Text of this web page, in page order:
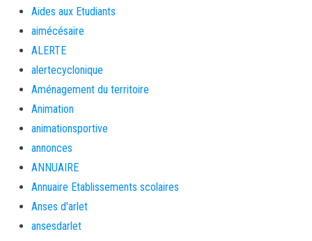
Aides aux Etudiants
aimécésaire
ALERTE
alertecyclonique
Aménagement du territoire
Animation
animationsportive
annonces
ANNUAIRE
Annuaire Etablissements scolaires
Anses d'arlet
ansesdarlet